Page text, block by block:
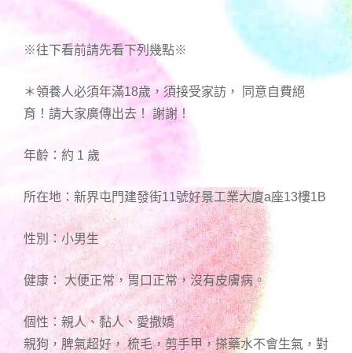
※往下看前請先看下列幾點※
＊領養人必須年滿18歲，須接受家訪， 同意自費絕
育！請大家廣傳出去！ 謝謝！
年齡：約 1 歲
所在地：新界屯門建發街11號好景工業大廈a座13樓1B
性別：小男生
健康： 大便正常，胃口正常，沒有皮膚病。
個性：親人、黏人、愛撒嬌
親狗，脾氣超好， 梳毛，剪手甲，搽藥水不會生氣，對